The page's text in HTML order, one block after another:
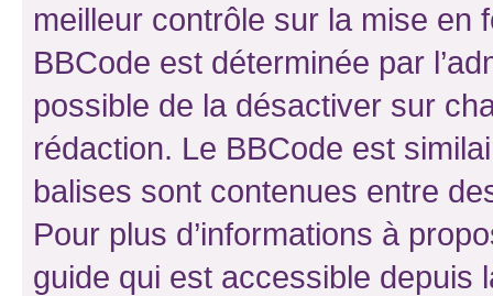
meilleur contrôle sur la mise en
BBCode est déterminée par
possible de la désactiver sur
rédaction. Le BBCode est
balises sont contenues entre
Pour plus d’informations à
guide qui est accessible depuis